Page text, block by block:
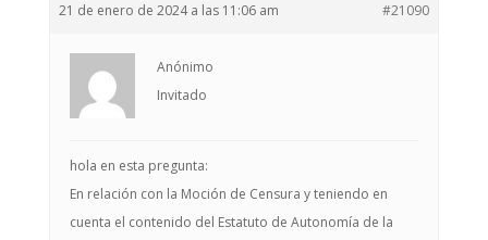
21 de enero de 2024 a las 11:06 am #21090
Anónimo
Invitado
hola en esta pregunta:
En relación con la Moción de Censura y teniendo en
cuenta el contenido del Estatuto de Autonomía de la